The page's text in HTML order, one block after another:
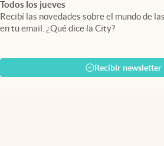
Todos los jueves
Recibí las novedades sobre el mundo de
en tu email. ¿Qué dice la City?
Recibir newsletter